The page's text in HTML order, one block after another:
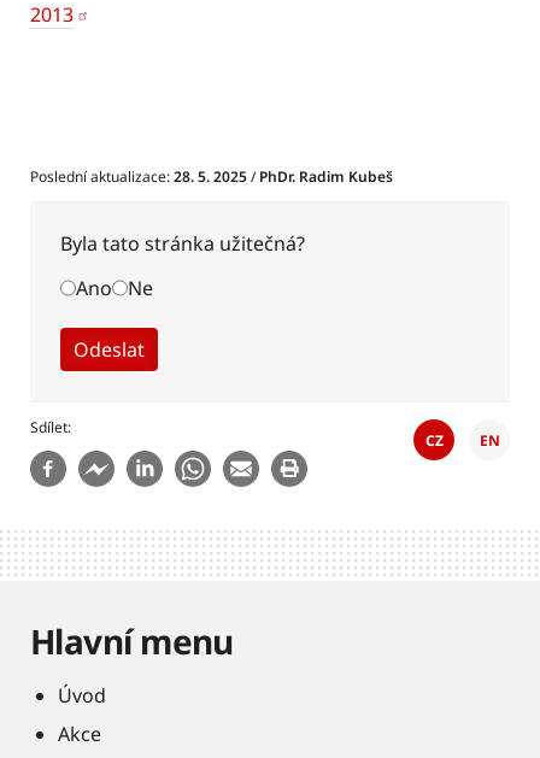
2013
Poslední aktualizace:28. 5. 2025/PhDr. Radim Kubeš
Byla tato stránka užitečná?
Ano
Ne
Sdílet
CZ EN
Hlavní menu
Úvod
Akce